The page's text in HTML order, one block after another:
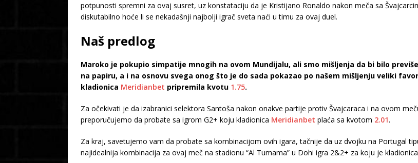
potpunosti spremni za ovaj susret, uz konstataciju da je Kristijano Ronaldo nakon meča sa
diskutabilno hoće li se nekadašnji najbolji igrač sveta naći u timu za ovaj duel.
Naš predlog
Maroko je pokupio simpatije mnogih na ovom Mundijalu, ali smo mišljenja da bi bilo
na papiru, a i na osnovu svega onog što je do sada pokazao po našem mišljenju veliki
kladionica Meridianbet pripremila kvotu 1.75.
Za očekivati je da izabranici selektora Santoša nakon onakve partije protiv Švajcaraca i na ovom
preporučujemo da probate sa igrom G2+ koju kladionica Meridianbet plaća sa kvotom 2.01.
Za kraj, savetujemo vam da probate sa kombinacijom ovih igara, tačnije da uz dvojku na Portugal
najidealnija kombinacija za ovaj meč na stadionu “Al Tumama” u Dohi igra 2&2+ za koju je kladionica